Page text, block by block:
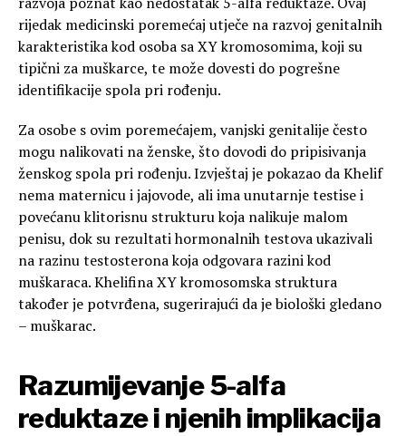
rijedak medicinski poremećaj utječe na razvoj genitalnih
karakteristika kod osoba sa XY kromosomima, koji su
tipični za muškarce, te može dovesti do pogrešne
identifikacije spola pri rođenju.
Za osobe s ovim poremećajem, vanjski genitalije često
mogu nalikovati na ženske, što dovodi do pripisivanja
ženskog spola pri rođenju. Izvještaj je pokazao da Khelif
nema maternicu i jajovode, ali ima unutarnje testise i
povećanu klitorisnu strukturu koja nalikuje malom
penisu, dok su rezultati hormonalnih testova ukazivali
na razinu testosterona koja odgovara razini kod
muškaraca. Khelifina XY kromosomska struktura
također je potvrđena, sugerirajući da je biološki gledano
– muškarac.
Razumijevanje 5-alfa
reduktaze i njenih implikacija